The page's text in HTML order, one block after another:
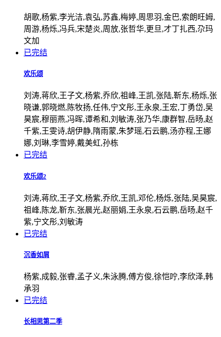
胡歌,杨紫,李光洁,袁弘,苏鑫,梅婷,周思羽,金巴,索朗旺姆,
周游,杨烁,冯兵,宋楚炎,周放,张哲华,更旦,才丁扎西,尕玛
文加
已完结
欢乐颂
刘涛,蒋欣,王子文,杨紫,乔欣,祖峰,王凯,张陆,靳东,杨烁,张
晓谦,郭晓燃,陈牧扬,任伟,宁文彤,王永泉,王宏,丁勇岱,吴
昊宸,穆丽燕,冯晖,谭希和,刘敏涛,张乃华,康群智,岳旸,赵
千紫,王雯诗,胡伊静,隋雨蒙,朱梦瑶,石云鹏,汤亦程,王娜
娜,刘琳,李雪婷,戴美虹,孙栋
已完结
欢乐颂2
刘涛,蒋欣,王子文,杨紫,乔欣,王凯,邓伦,杨烁,张陆,吴昊宸,
祖峰,陈龙,靳东,张晨光,赵丽娟,王永泉,石云鹏,岳旸,赵千
紫,宁文彤,刘敏涛
已完结
沉香如屑
杨紫,成毅,张睿,孟子义,朱泳腾,傅方俊,徐恺咛,李欣泽,韩
承羽
已完结
长相思第二季